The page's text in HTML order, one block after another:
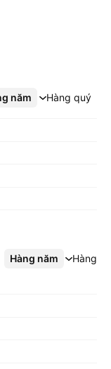
năm Hàng quý
thêm
Hàng năm Hàng
Xem thêm